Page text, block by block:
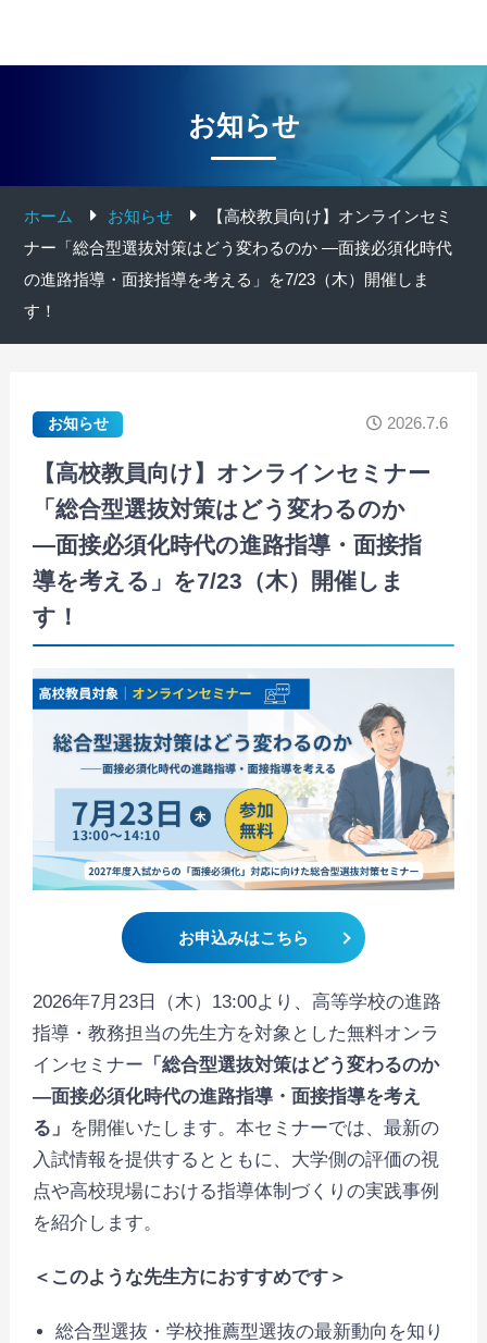
お知らせ
ホーム お知らせ
【高校教員向け】オンラインセミ
ナー「総合型選抜対策はどう変わるのか ―面接必須化時代
の進路指導・面接指導を考える」を7/23（木）開催しま
す！
お知らせ 2026.7.6
【高校教員向け】オンラインセミナー
「総合型選抜対策はどう変わるのか
―面接必須化時代の進路指導・面接指
導を考える」を7/23（木）開催しま
す！
お申込みはこちら
2026年7月23日（木）13:00より、高等学校の進路
指導・教務担当の先生方を対象とした無料オンラ
インセミナー 「総合型選抜対策はどう変わるのか
―面接必須化時代の進路指導・面接指導を考え
る」 を開催いたします。本セミナーでは、最新の
入試情報を提供するとともに、大学側の評価の視
点や高校現場における指導体制づくりの実践事例
を紹介します。
＜このような先生方におすすめです＞
総合型選抜・学校推薦型選抜の最新動向を知り